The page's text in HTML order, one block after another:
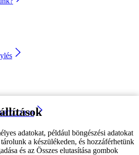
adatokat, például böngészési adatokat
a készülékeden, és hozzáférhetünk
és az Összes elutasítása gombok